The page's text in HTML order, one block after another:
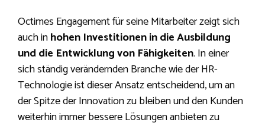
Octimes Engagement für seine Mitarbeiter zeigt sich
auch inhohen Investitionen in die Ausbildung
und die Entwicklung von Fähigkeiten. In einer
sich ständig verändernden Branche wie der HR-
Technologie ist dieser Ansatz entscheidend, um an
der Spitze der Innovation zu bleiben und den Kunden
weiterhin immer bessere Lösungen anbieten zu